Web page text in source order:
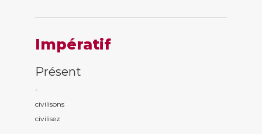
Impératif
Présent
-
civilisons
civilisez